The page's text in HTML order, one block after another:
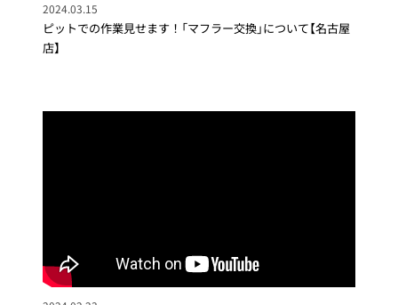
ピットでの作業見せます！「マフラー交換」について【名古屋
店】
2024.03.15